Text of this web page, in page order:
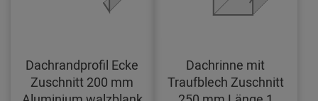
Dachrandprofil Ecke
Zuschnitt 200 mm
Dachrinne mit
Traufblech Zuschnitt